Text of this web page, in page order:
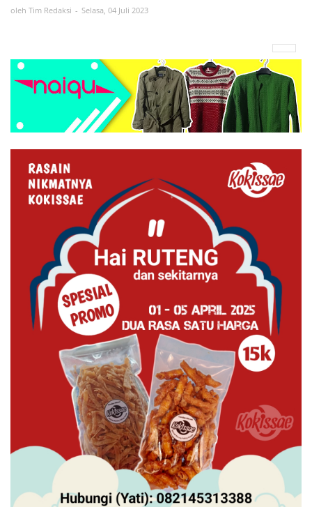
oleh Tim Redaksi Selasa, 04 Juli 2023